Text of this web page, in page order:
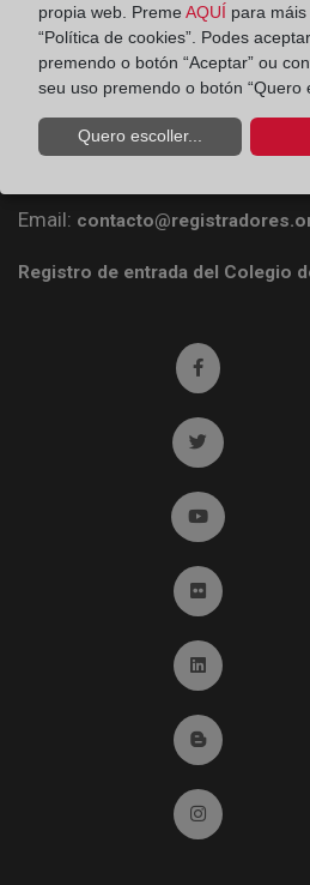
Colegio de
Príncipe de Vergara 70. 28006
Teléfono:91 270 17 96
Email:
Registro de entrada del Colegio
Ir a facebook
Ir a twitter
Ir a YouTube
Ir a Flickr
Ir a Linkedin
Ir al Blog
Ir a
propia web. Preme AQUÍ para
“Política de cookies”. Podes
premendo o botón “Aceptar” ou
seu uso premendo o botón “Quero
Quero escoller...